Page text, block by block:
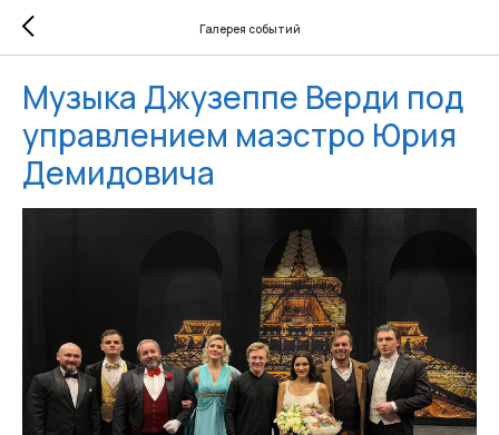
Галерея событий
Музыка Джузеппе Верди под
управлением маэстро Юрия
Демидовича